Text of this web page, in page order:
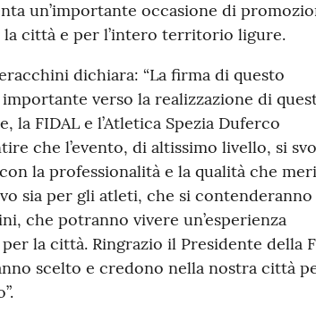
un’importante occasione di
città e per l’intero territorio ligure.
dichiara: “La firma di questo
verso la realizzazione di
la FIDAL e l’Atletica Spezia Duferco
che l’evento, di altissimo livello, si
la professionalità e la qualità che
sia per gli atleti, che si contenderanno
che potranno vivere un’esperienza
la città. Ringrazio il Presidente della
scelto e credono nella nostra città